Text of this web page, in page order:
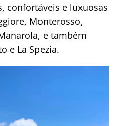
confortáveis e luxuosas
Monterosso,
e também
e La Spezia.